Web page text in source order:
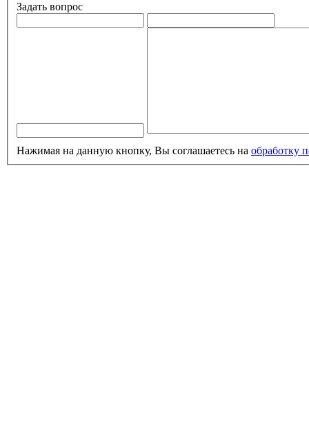
Задать вопрос
Нажимая на данную кнопку, Вы соглашаетесь на обработку